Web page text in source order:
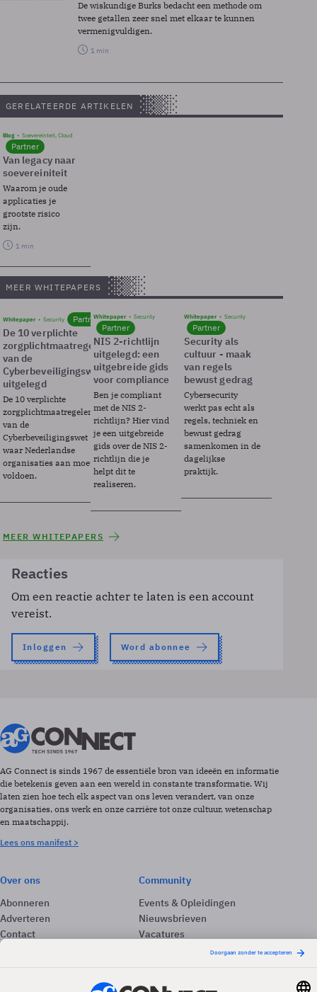
De wiskundige Burks bedacht een methode om
twee getallen zeer snel met elkaar te kunnen
vermenigvuldigen.
1 min
GERELATEERDE ARTIKELEN
Blog Soevereinteit, Cloud
Partner
Van legacy naar
soevereiniteit
Waarom je oude
applicaties je
grootste risico
zijn.
1 min
MEER WHITEPAPERS
Whitepaper Security Partner
De 10 verplichte
zorgplichtmaatregelen
van de
Cyberbeveiligingswet
uitgelegd
De 10 verplichte
zorgplichtmaatregelen
van de
Cyberbeveiligingswet
waar Nederlandse
organisaties aan moeten
voldoen.
Whitepaper Security
Partner
NIS 2-richtlijn
uitgelegd: een
uitgebreide gids
voor compliance
Ben je compliant
met de NIS 2-
richtlijn? Hier vind
je een uitgebreide
gids over de NIS 2-
richtlijn die je
helpt dit te
realiseren.
Whitepaper Security
Partner
Security als
cultuur - maak
van regels
bewust gedrag
Cybersecurity
werkt pas echt als
regels, techniek en
bewust gedrag
samenkomen in de
dagelijkse
praktijk.
MEER WHITEPAPERS
Reacties
Om een reactie achter te laten is een account
vereist.
Inloggen Word abonnee
AG Connect is sinds 1967 de essentiële bron van ideeën en informatie
die betekenis geven aan een wereld in constante transformatie. Wij
laten zien hoe tech elk aspect van ons leven verandert, van onze
organisaties, ons werk en onze carrière tot onze cultuur, wetenschap
en maatschappij.
Lees ons manifest >
Over ons
Abonneren
Adverteren
Contact
Community
Events & Opleidingen
Nieuwsbrieven
Vacatures